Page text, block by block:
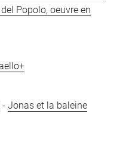
Popolo, oeuvre en
-Jonas et la baleine